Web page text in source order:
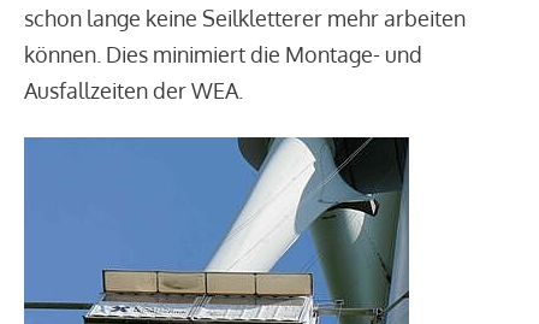
schon lange keine Seilkletterer mehr arbeiten
können. Dies minimiert die Montage- und
Ausfallzeiten der WEA.